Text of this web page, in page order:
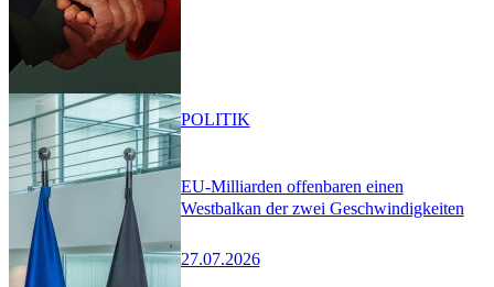
EU-Milliarden offenbaren einen
Westbalkan der zwei Geschwindigkeiten
27.07.2026
POLITIK